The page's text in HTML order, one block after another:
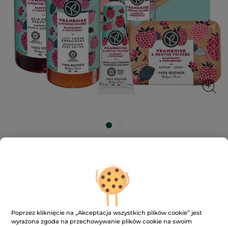
★★★★★
★★★★★
Mięta
DODAJ RECENZJĘ
159.90 zł
DODAJ DO KOSZYKA
Poprzez kliknięcie na „Akceptacja wszystkich plików cookie” jest
wyrażona zgoda na przechowywanie plików cookie na swoim